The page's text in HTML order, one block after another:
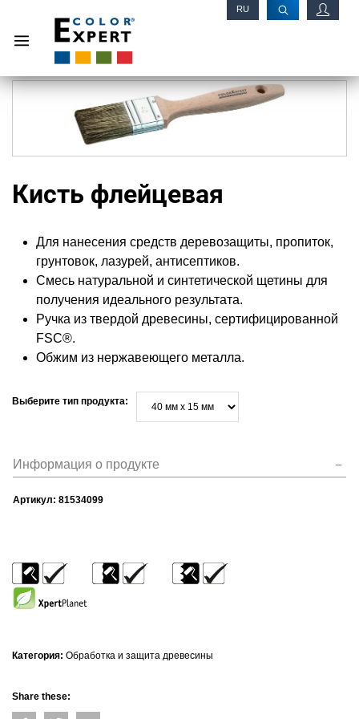
RU
Кисть флейцевая
Для нанесения средств деревозащиты, пропиток,
грунтовок, лазурей, антисептиков.
Смесь натуральной и синтетической щетины для
получения идеального результата.
Ручка из твердой древесины, сертифицированной
FSC®.
Обжим из нержавеющего металла.
Выберите тип продукта:
Информация о продукте
Артикул: 81534099
Категория: Обработка и защита древесины
Share these: